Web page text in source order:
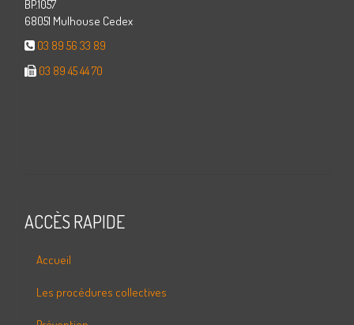
BP.1057
68051 Mulhouse Cedex
03 89 56 33 89
03 89 45 44 70
ACCÈS RAPIDE
Accueil
Les procédures collectives